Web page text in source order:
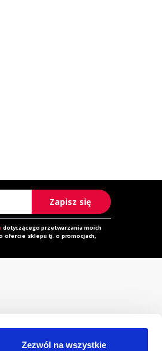
Zezwól na wszystkie
Zapisz się
dotyczącego przetwarzania moich
ofercie sklepu tj. o promocjach,
Do pobrania